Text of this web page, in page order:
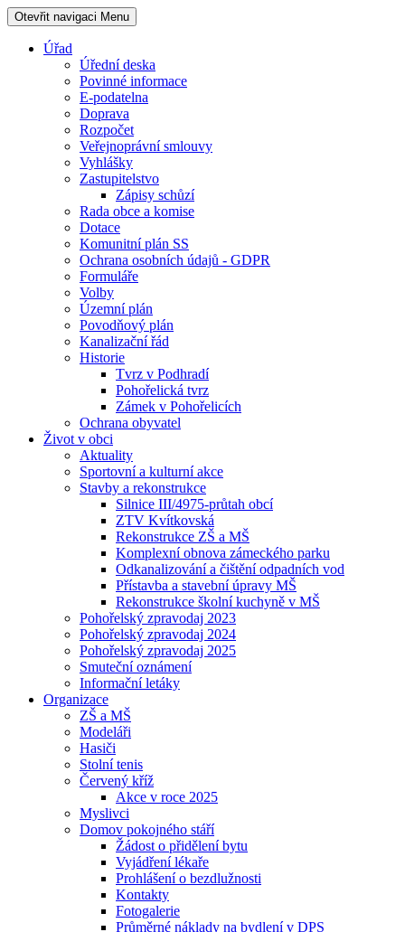
Otevřit navigaci Menu
Úřad
Úřední deska
Povinné informace
E-podatelna
Doprava
Rozpočet
Veřejnoprávní smlouvy
Vyhlášky
Zastupitelstvo
Zápisy schůzí
Rada obce a komise
Dotace
Komunitní plán SS
Ochrana osobních údajů - GDPR
Formuláře
Volby
Územní plán
Povodňový plán
Kanalizační řád
Historie
Tvrz v Podhradí
Pohořelická tvrz
Zámek v Pohořelicích
Ochrana obyvatel
Život v obci
Aktuality
Sportovní a kulturní akce
Stavby a rekonstrukce
Silnice III/4975-průtah obcí
ZTV Kvítkovská
Rekonstrukce ZŠ a MŠ
Komplexní obnova zámeckého parku
Odkanalizování a čištění odpadních vod
Přístavba a stavební úpravy MŠ
Rekonstrukce školní kuchyně v MŠ
Pohořelský zpravodaj 2023
Pohořelský zpravodaj 2024
Pohořelský zpravodaj 2025
Smuteční oznámení
Informační letáky
Organizace
ZŠ a MŠ
Modeláři
Hasiči
Stolní tenis
Červený kříž
Akce v roce 2025
Myslivci
Domov pokojného stáří
Žádost o přidělení bytu
Vyjádření lékaře
Prohlášení o bezdlužnosti
Kontakty
Fotogalerie
Průměrné náklady na bydlení v DPS